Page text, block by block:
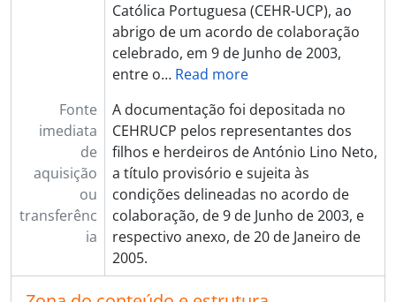
Católica Portuguesa (CEHR-UCP), ao
abrigo de um acordo de colaboração
celebrado, em 9 de Junho de 2003,
entre o… Read more
Fonte
imediata
de
aquisição
ou
transferênc
ia
A documentação foi depositada no
CEHRUCP pelos representantes dos
filhos e herdeiros de António Lino Neto,
a título provisório e sujeita às
condições delineadas no acordo de
colaboração, de 9 de Junho de 2003, e
respectivo anexo, de 20 de Janeiro de
2005.